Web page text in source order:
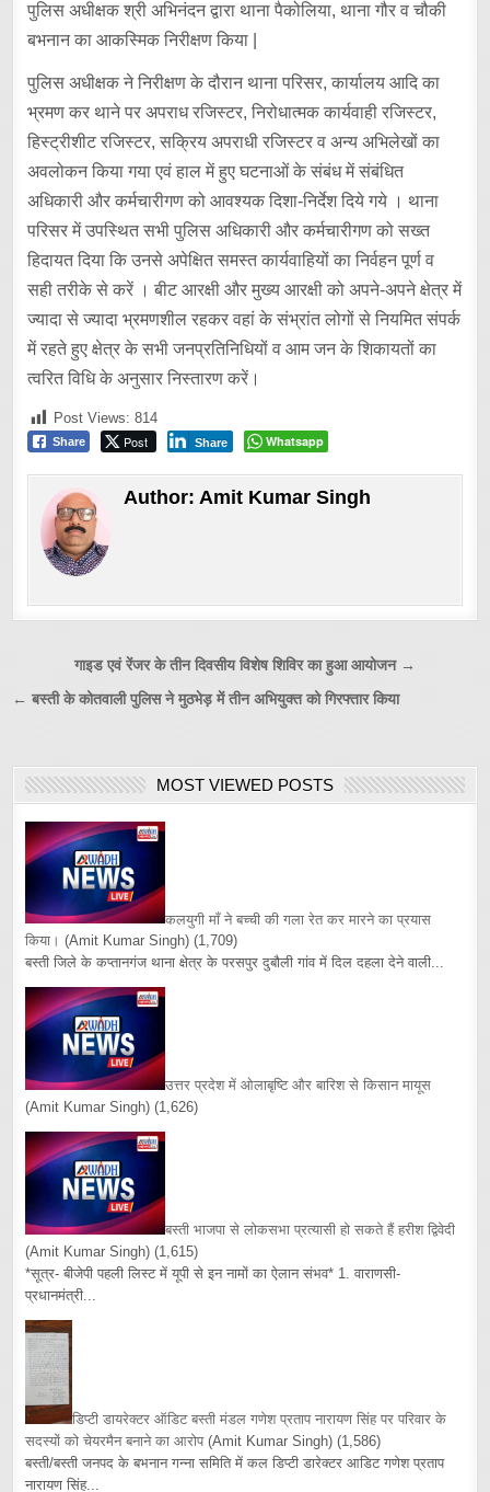
पुलिस अधीक्षक श्री अभिनंदन द्वारा थाना पैकोलिया, थाना गौर व चौकी
बभनान का आकस्मिक निरीक्षण किया |
पुलिस अधीक्षक ने निरीक्षण के दौरान थाना परिसर, कार्यालय आदि का
भ्रमण कर थाने पर अपराध रजिस्टर, निरोधात्मक कार्यवाही रजिस्टर,
हिस्ट्रीशीट रजिस्टर, सक्रिय अपराधी रजिस्टर व अन्य अभिलेखों का
अवलोकन किया गया एवं हाल में हुए घटनाओं के संबंध में संबंधित
अधिकारी और कर्मचारीगण को आवश्यक दिशा-निर्देश दिये गये । थाना
परिसर में उपस्थित सभी पुलिस अधिकारी और कर्मचारीगण को सख्त
हिदायत दिया कि उनसे अपेक्षित समस्त कार्यवाहियों का निर्वहन पूर्ण व
सही तरीके से करें । बीट आरक्षी और मुख्य आरक्षी को अपने-अपने क्षेत्र में
ज्यादा से ज्यादा भ्रमणशील रहकर वहां के संभ्रांत लोगों से नियमित संपर्क
में रहते हुए क्षेत्र के सभी जनप्रतिनिधियों व आम जन के शिकायतों का
त्वरित विधि के अनुसार निस्तारण करें।
Post Views: 814
Share Post Share Whatsapp
Author:Amit Kumar Singh
Post
navigation
गाइड एवं रेंजर के तीन दिवसीय विशेष शिविर का हुआ आयोजन →
← बस्ती के कोतवाली पुलिस ने मुठभेड़ में तीन अभियुक्त को गिरफ्तार किया
MOST VIEWED POSTS
कलयुगी माँ ने बच्ची की गला रेत कर मारने का प्रयास
किया। (Amit Kumar Singh) (1,709)
बस्ती जिले के कप्तानगंज थाना क्षेत्र के परसपुर दुबौली गांव में दिल दहला देने वाली...
उत्तर प्रदेश में ओलाबृष्टि और बारिश से किसान मायूस
(Amit Kumar Singh) (1,626)
बस्ती भाजपा से लोकसभा प्रत्यासी हो सकते हैं हरीश द्विवेदी
(Amit Kumar Singh) (1,615)
*सूत्र- बीजेपी पहली लिस्ट में यूपी से इन नामों का ऐलान संभव* 1. वाराणसी-
प्रधानमंत्री...
डिप्टी डायरेक्टर ऑडिट बस्ती मंडल गणेश प्रताप नारायण सिंह पर परिवार के
सदस्यों को चेयरमैन बनाने का आरोप (Amit Kumar Singh) (1,586)
बस्ती/बस्ती जनपद के बभनान गन्ना समिति में कल डिप्टी डारेक्टर आडिट गणेश प्रताप
नारायण सिंह...